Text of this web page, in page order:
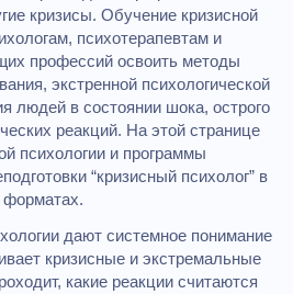
кризисы. Обучение кризисной
психотерапевтам и
профессий освоить методы
экстренной психологической
людей в состоянии шока, острого
реакций. На этой странице
психологии и программы
“кризисный психолог” в
форматах.
дают системное понимание
кризисные и экстремальные
какие реакции считаются